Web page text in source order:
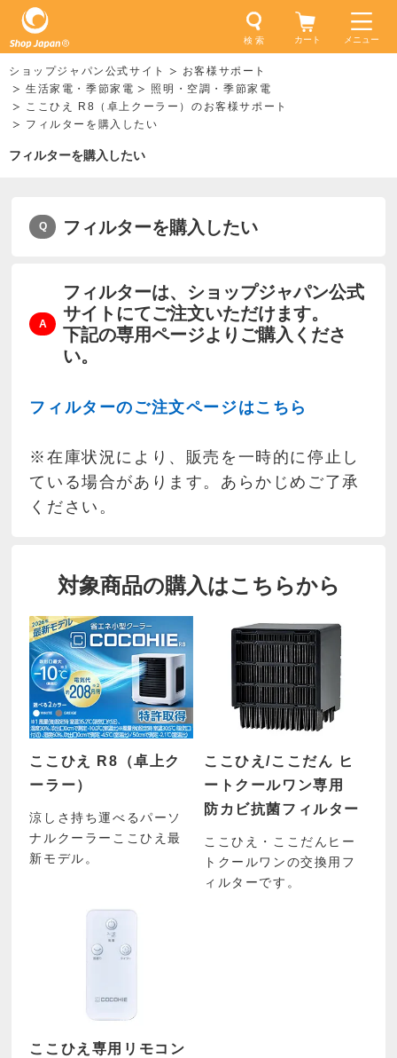
メニュー
検 索 カート
ショップジャパン公式サイト
お客様サポート
生活家電・季節家電
照明・空調・季節家電
ここひえ R8（卓上クーラー）のお客様サポート
フィルターを購入したい
フィルターを購入したい
フィルターを購入したい
フィルターは、ショップジャパン公式
サイトにてご注文いただけます。
下記の専用ページよりご購入くださ
い。
フィルターのご注文ページはこちら
※在庫状況により、販売を一時的に停止し
ている場合があります。あらかじめご了承
ください。
対象商品の購入はこちらから
ここひえ R8（卓上ク
ーラー）
涼しさ持ち運べるパーソ
ナルクーラーここひえ最
新モデル。
ここひえ/ここだん ヒ
ートクールワン専用
防カビ抗菌フィルター
ここひえ・ここだんヒー
トクールワンの交換用フ
ィルターです。
ここひえ専用リモコン